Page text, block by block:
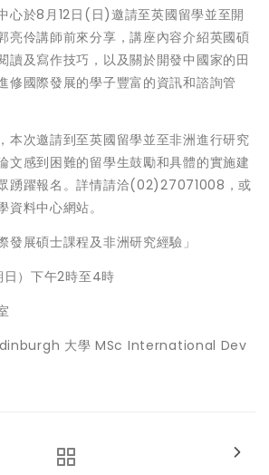
心於8月12日(日)邀請至英國留學並至開
亮伶講師前來分享，講座內容介紹英國碩
讀及寫作技巧，以及關於開發中國家的田
修國際發展的學子豐富的資訊和諮詢管
本次邀請到至英國留學並至非洲進行研究
文感到困難的留學生鼓勵和具體的實施建
踴躍報名。詳情請洽(02)27071008，或
料中心網站。
發展碩士課程及非洲研究經驗」
日）下午2時至4時
大學 MSc International Dev